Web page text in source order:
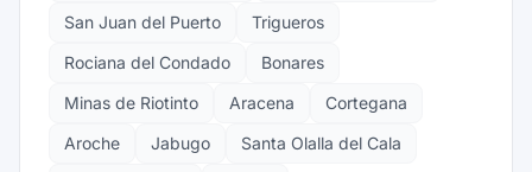
San Juan del Puerto
Trigueros
Rociana del Condado
Bonares
Minas de Riotinto
Aracena
Cortegana
Aroche
Jabugo
Santa Olalla del Cala